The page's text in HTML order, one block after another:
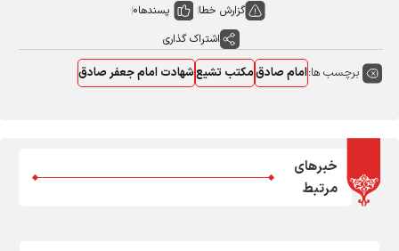
گزارش خطا پسندها0
اشتراک گذاری
برچسب ها:امام صادقمکتب تشیعشهادت امام جعفر صادق
خبرهای
مرتبط